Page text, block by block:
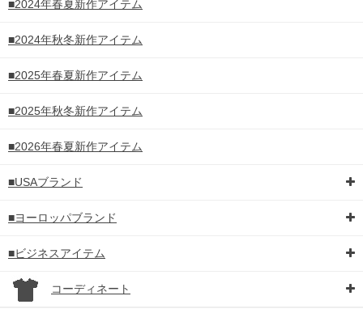
■2024年春夏新作アイテム
■2024年秋冬新作アイテム
■2025年春夏新作アイテム
■2025年秋冬新作アイテム
■2026年春夏新作アイテム
■USAブランド
■ヨーロッパブランド
■ビジネスアイテム
コーディネート